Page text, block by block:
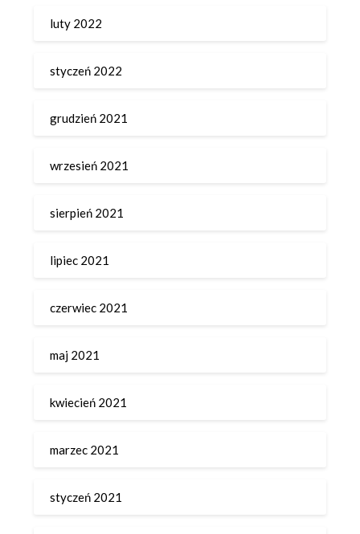
luty 2022
styczeń 2022
grudzień 2021
wrzesień 2021
sierpień 2021
lipiec 2021
czerwiec 2021
maj 2021
kwiecień 2021
marzec 2021
styczeń 2021